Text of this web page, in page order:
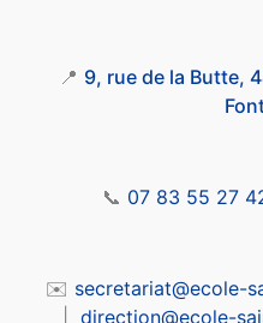
📍 9, rue de la Butte,
📞 07 83 55 27
✉️ secretariat@ecole-
direction@ecole-